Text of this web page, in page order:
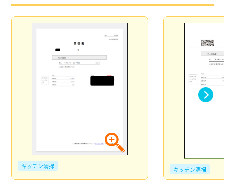
キッチン清掃 キッチン清掃